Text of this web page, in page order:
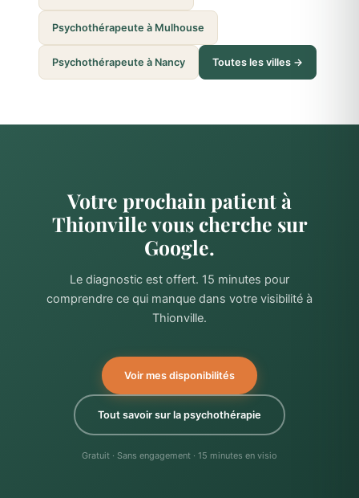
Psychothérapeute à Mulhouse
Psychothérapeute à Nancy Toutes les villes →
Votre prochain patient à
Thionville vous cherche sur
Google.
Le diagnostic est offert. 15 minutes pour
comprendre ce qui manque dans votre visibilité à
Thionville.
Voir mes disponibilités
Tout savoir sur la psychothérapie
Gratuit · Sans engagement · 15 minutes en visio